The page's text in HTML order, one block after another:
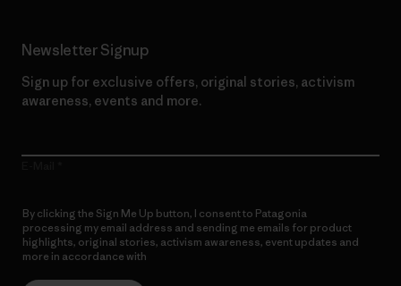
Newsletter Signup
Sign up for exclusive offers, original stories, activism
awareness, events and more.
By clicking the Sign Me Up button, I consent to Patagonia
processing my email address and sending me emails for product
highlights, original stories, activism awareness, event updates and
more in accordance with